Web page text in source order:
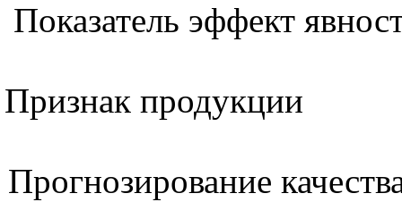
Показатель эффект
Признак продукции
Прогнозирование